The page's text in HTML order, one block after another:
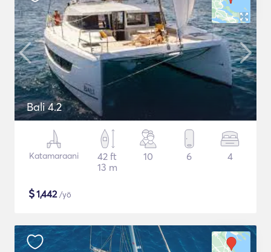
Bali 4.2
Katamaraani
42 ft
13 m
10 6 4
$1,442/yö